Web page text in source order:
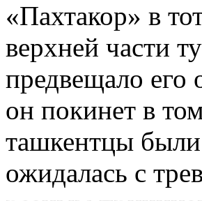
«Пахтакор» в
верхней части
предвещало его
он покинет в
ташкентцы
ожидалась с